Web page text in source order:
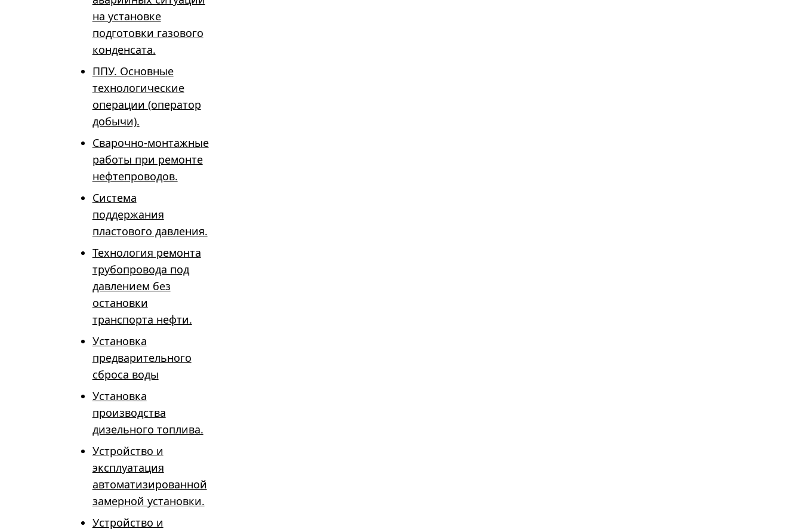
на установке
подготовки газового
конденсата.
ППУ. Основные
технологические
операции (оператор
добычи).
Сварочно-монтажные
работы при ремонте
нефтепроводов.
Система
поддержания
пластового давления.
Технология ремонта
трубопровода под
давлением без
остановки
транспорта нефти.
Установка
предварительного
сброса воды
Установка
производства
дизельного топлива.
Устройство и
эксплуатация
автоматизированной
замерной установки.
Устройство и